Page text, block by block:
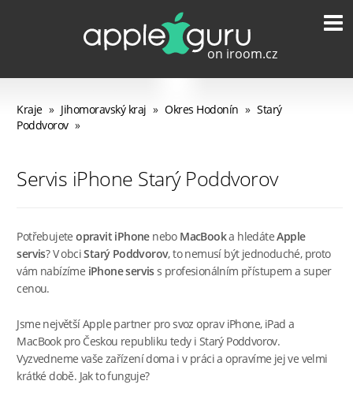
Kraje » Jihomoravský kraj » Okres Hodonín » Starý
Poddvorov »
Servis iPhone Starý Poddvorov
Potřebujeteopravit iPhonenebo MacBooka hledáteApple
servis? V obciStarý Poddvorov, to nemusí být jednoduché, proto
vám nabízíme iPhone serviss profesionálním přístupem a super
cenou.
Jsme největší Apple partner pro svoz oprav iPhone, iPad a
MacBook pro Českou republiku tedy i Starý Poddvorov.
Vyzvedneme vaše zařízení doma i v práci a opravíme jej ve velmi
krátké době. Jak to funguje?